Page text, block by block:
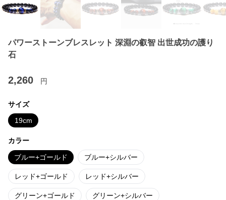
パワーストーンブレスレット 深淵の叡智 出世成功の護り
石
2,260 円
サイズ
19cm
カラー
ブルー+ゴールド ブルー+シルバー
レッド+ゴールド レッド+シルバー
グリーン+ゴールド グリーン+シルバー